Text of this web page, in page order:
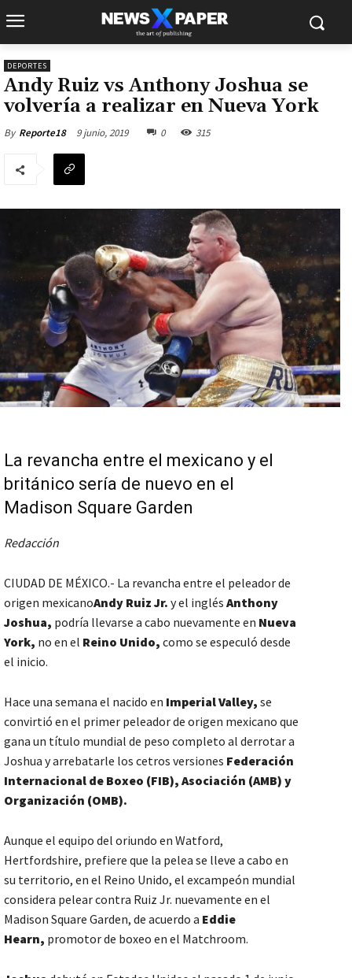
DEPORTES
Andy Ruiz vs Anthony Joshua se
volvería a realizar en Nueva York
By Reporte18 9 junio, 2019 0 315
La revancha entre el mexicano y el
británico sería de nuevo en el
Madison Square Garden
Redacción
CIUDAD DE MÉXICO.- La revancha entre el peleador de
origen mexicanoAndy Ruiz Jr. y el inglés Anthony
Joshua, podría llevarse a cabo nuevamente en Nueva
York, no en el Reino Unido, como se especuló desde
el inicio.
Hace una semana el nacido en Imperial Valley, se
convirtió en el primer peleador de origen mexicano que
gana un título mundial de peso completo al derrotar a
Joshua y arrebatarle los cetros versiones Federación
Internacional de Boxeo (FIB), Asociación (AMB) y
Organización (OMB).
Aunque el equipo del oriundo en Watford,
Hertfordshire, prefiere que la pelea se lleve a cabo en
su territorio, en el Reino Unido, el excampeón mundial
considera pelear contra Ruiz Jr. nuevamente en el
Madison Square Garden, de acuerdo a Eddie
Hearn, promotor de boxeo en el Matchroom.